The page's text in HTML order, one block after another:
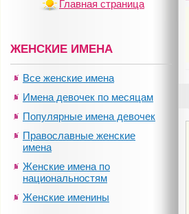
Главная страница
ЖЕНСКИЕ ИМЕНА
Все женские имена
Имена девочек по месяцам
Популярные имена девочек
Православные женские
имена
Женские имена по
национальностям
Женские именины